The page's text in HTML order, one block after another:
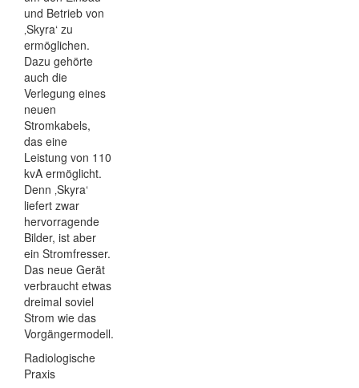
und Betrieb von
‚Skyra‘ zu
ermöglichen.
Dazu gehörte
auch die
Verlegung eines
neuen
Stromkabels,
das eine
Leistung von 110
kvA ermöglicht.
Denn ‚Skyra‘
liefert zwar
hervorragende
Bilder, ist aber
ein Stromfresser.
Das neue Gerät
verbraucht etwas
dreimal soviel
Strom wie das
Vorgängermodell.
Radiologische
Praxis